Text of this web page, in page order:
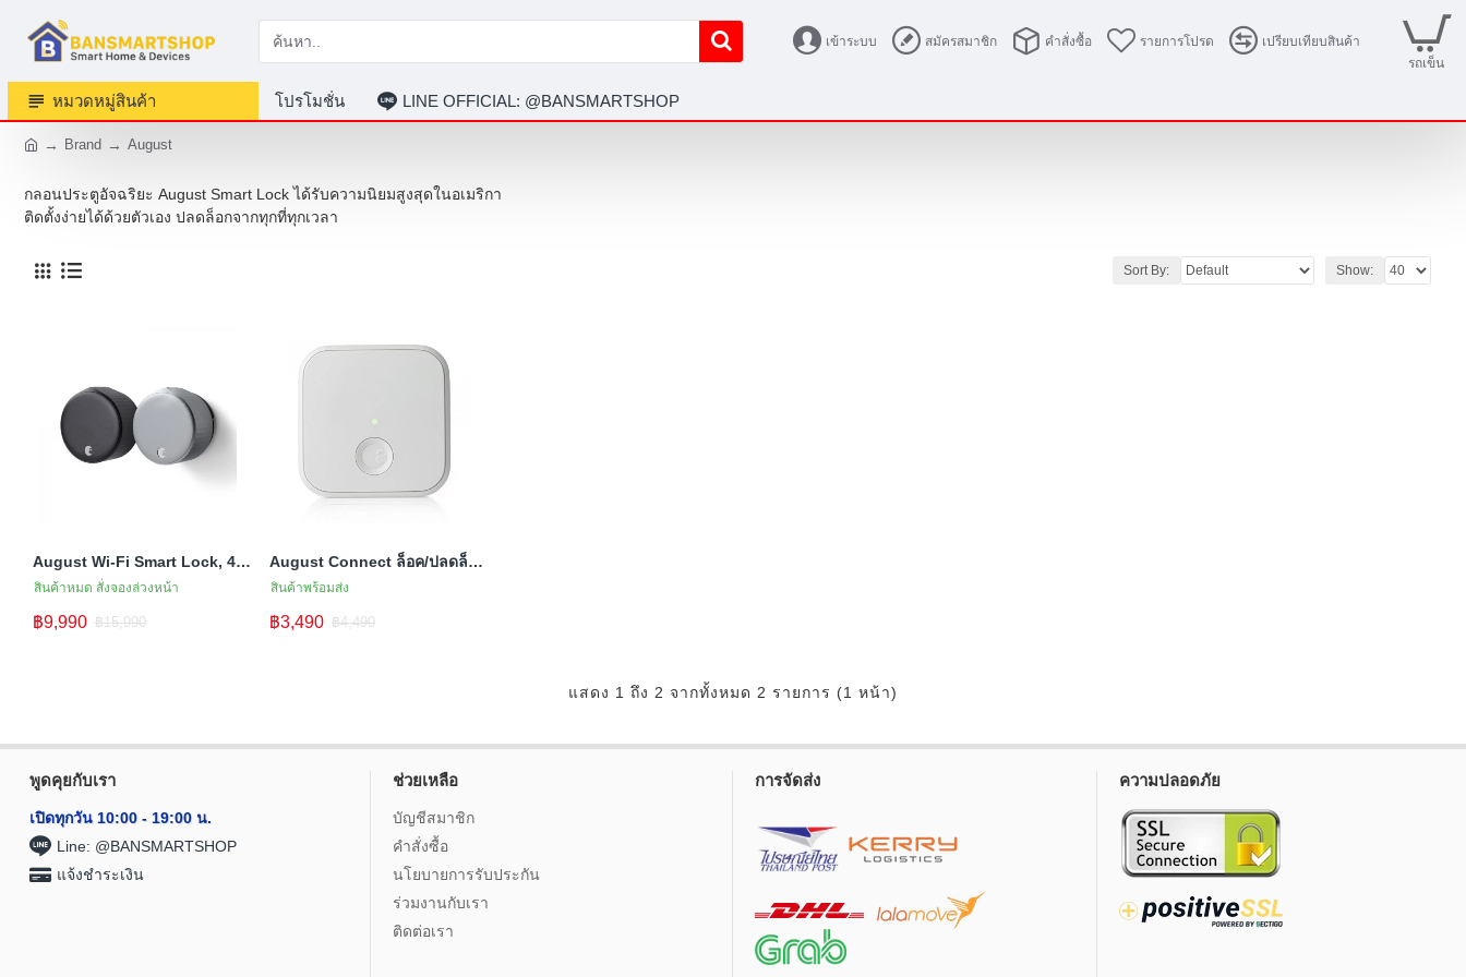
เข้าระบบ สมัครสมาชิก คำสั่งซื้อ รายการโปรด
เปรียบเทียบสินค้า
รถเข็น
หมวดหมู่สินค้า โปรโมชั่น LINE OFFICIAL: @BANSMARTSHOP
Brand August
กลอนประตูอัจฉริยะ August Smart Lock ได้รับความนิยมสูงสุดในอเมริกา
ติดตั้งง่ายได้ด้วยตัวเอง ปลดล็อกจากทุกที่ทุกเวลา
Sort By: Show:
August Wi-Fi Smart Lock, 4th Generation กลอนล็อคประตู สั่งงานได้ทุกที่
สินค้าหมด สั่งจองล่วงหน้า
฿9,990 ฿15,990
August Connect ล็อค/ปลดล็อคประตูจากทั่วทุกมุมโลก
สินค้าพร้อมส่ง
฿3,490 ฿4,490
แสดง 1 ถึง 2 จากทั้งหมด 2 รายการ (1 หน้า)
พูดคุยกับเรา
เปิดทุกวัน 10:00 - 19:00 น.
Line: @BANSMARTSHOP
แจ้งชำระเงิน
ช่วยเหลือ
บัญชีสมาชิก
คำสั่งซื้อ
นโยบายการรับประกัน
ร่วมงานกับเรา
ติดต่อเรา
การจัดส่ง ความปลอดภัย